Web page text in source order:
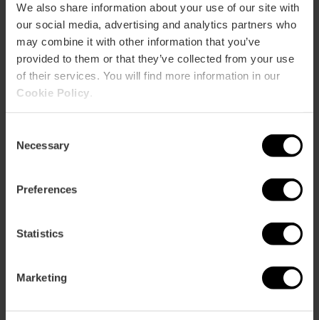
We also share information about your use of our site with
our social media, advertising and analytics partners who
may combine it with other information that you’ve
provided to them or that they’ve collected from your use
of their services. You will find more information in our
Cookie Policy
Selection
Necessary
Preferences
Statistics
Marketing
05/09/2026 - 06/09/2026
Exhibiciones de vela
tenis femenino 2026